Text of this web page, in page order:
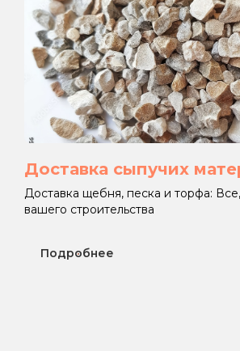
Доставка сыпучих
Доставка щебня, песка и торфа:
вашего строительства
Подробнее